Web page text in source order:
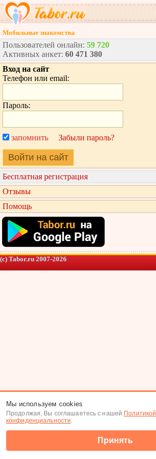
Мобильные знакомства
Пользователей онлайн: 59 720
Активных анкет: 60 471 380
Вход на сайт
Телефон или email:
Пароль:
запомнить Забыли пароль?
Войти на сайт
Бесплатная регистрация
Отзывы
Помощь
(c) Tabor.ru 2007-2026
Мы используем cookies
Продолжая, Вы соглашаетесь с нашей Политикой
конфиденциальности.
Принять